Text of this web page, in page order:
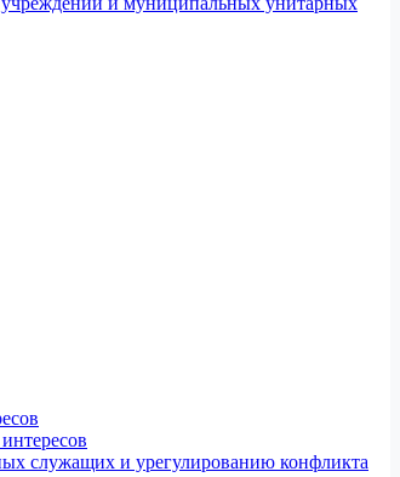
служащих и урегулированию конфликта